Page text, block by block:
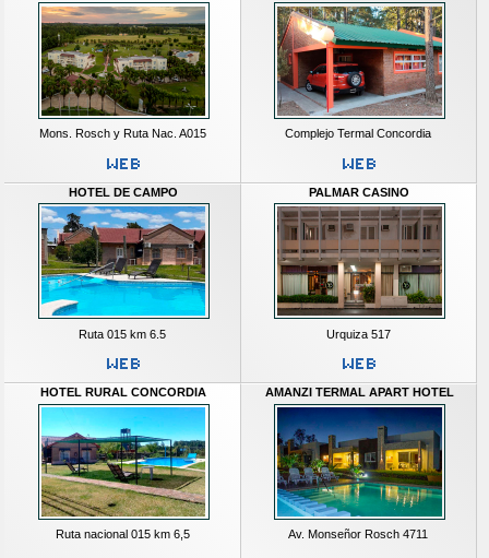
Mons. Rosch y Ruta Nac. A015 Complejo Termal Concordia
HOTEL DE CAMPO
Ruta 015 km 6.5
PALMAR CASINO
Urquiza 517
HOTEL RURAL CONCORDIA
Ruta nacional 015 km 6,5
AMANZI TERMAL APART HOTEL
Av. Monseñor Rosch 4711